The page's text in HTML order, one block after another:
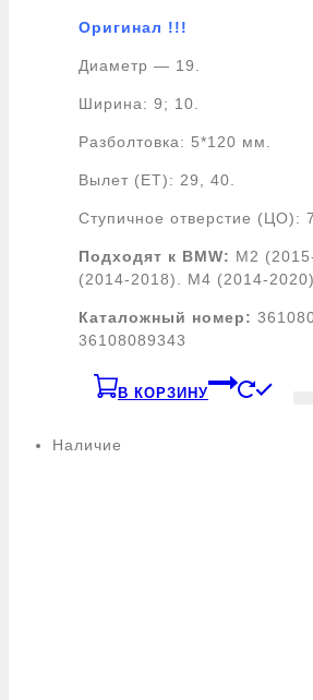
Оригинал !!!
Диаметр — 19.
Ширина: 9; 10.
Разболтовка: 5*120 мм.
Вылет (ET): 29, 40.
Ступичное отверстие (ЦО):
Подходят к BMW: M2
(2014-2018). M4 (2014-2020).
Каталожный номер:
36108089343
В КОРЗИНУ
Наличие